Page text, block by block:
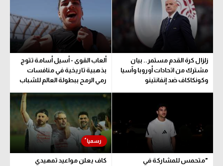
زلزال كرة القدم مستمر.. بيان
مشترك من اتحادات أوروبا وآسيا
وكونكاكاف ضد إنفانتينو
ألعاب القوى - أسيل أسامة تتوج
بذهبية تاريخية في منافسات
رمي الرمح ببطولة العالم للشباب
"متحمس للمشاركة في
كاف يعلن مواعيد تمهيدي